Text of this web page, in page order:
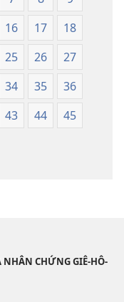
dịch
Thế
Giới
Mới
Thế
Giới
Mới
16 17
18
25 26
27
34 35
36
43 44
45
NHÂN CHỨNG GIÊ-HÔ-